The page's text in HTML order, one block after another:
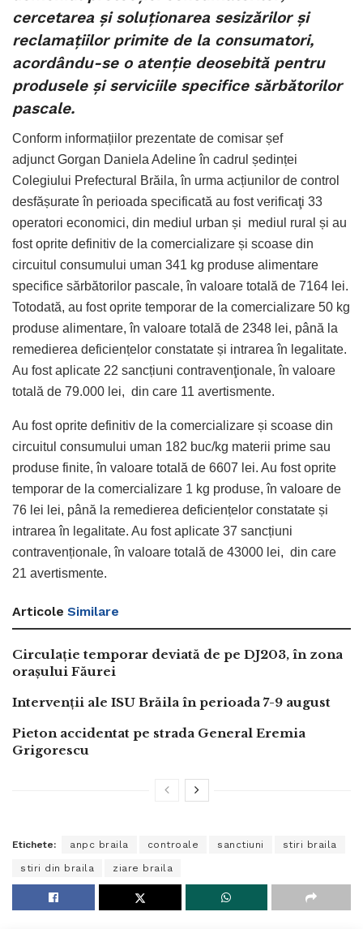
cercetarea şi soluționarea sesizărilor şi
reclamaţiilor primite de la consumatori,
acordându-se o atenţie deosebită pentru
produsele şi serviciile specifice sărbătorilor
pascale.
Conform informațiilor prezentate de comisar șef
adjunct Gorgan Daniela Adeline în cadrul ședinței
Colegiului Prefectural Brăila, în urma acțiunilor de control
desfășurate în perioada specificată au fost verificaţi 33
operatori economici, din mediul urban și mediul rural și au
fost oprite definitiv de la comercializare și scoase din
circuitul consumului uman 341 kg produse alimentare
specifice sărbătorilor pascale, în valoare totală de 7164 lei.
Totodată, au fost oprite temporar de la comercializare 50 kg
produse alimentare, în valoare totală de 2348 lei, până la
remedierea deficiențelor constatate și intrarea în legalitate.
Au fost aplicate 22 sancțiuni contravenţionale, în valoare
totală de 79.000 lei, din care 11 avertismente.
Au fost oprite definitiv de la comercializare și scoase din
circuitul consumului uman 182 buc/kg materii prime sau
produse finite, în valoare totală de 6607 lei. Au fost oprite
temporar de la comercializare 1 kg produse, în valoare de
76 lei lei, până la remedierea deficiențelor constatate și
intrarea în legalitate. Au fost aplicate 37 sancțiuni
contravenționale, în valoare totală de 43000 lei, din care
21 avertismente.
Articole Similare
Circulație temporar deviată de pe DJ203, în zona
orașului Făurei
Intervenții ale ISU Brăila în perioada 7-9 august
Pieton accidentat pe strada General Eremia
Grigorescu
Etichete: anpc braila controale sanctiuni stiri braila
stiri din braila ziare braila